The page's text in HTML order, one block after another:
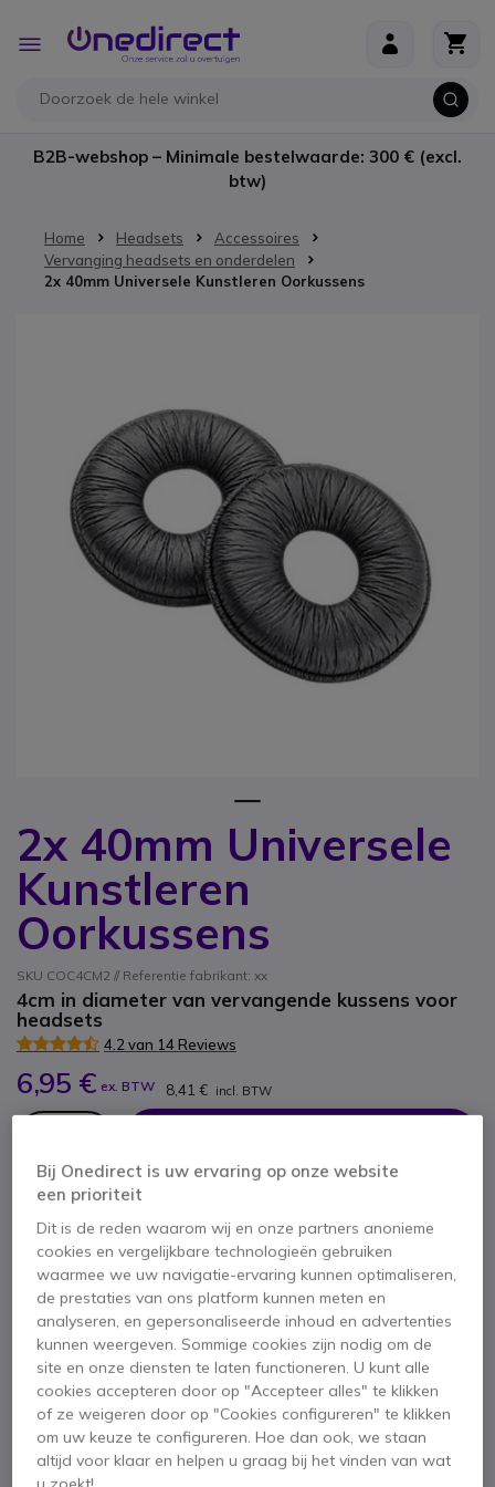
Toggle
Nav
B2B-webshop – Minimale bestelwaarde: 300 € (excl.
btw)
Home Headsets
Accessoires
Vervanging headsets en onderdelen
2x 40mm Universele Kunstleren Oorkussens
2x 40mm Universele
Kunstleren
Oorkussens
SKU COC4CM2 // Referentie fabrikant: xx
4cm in diameter van vervangende kussens voor
headsets
4.2 van 14 Reviews
6,95 € ex. BTW 8,41 € incl. BTW
Aantal
OFFERTE BINNEN 4 UUR
2 productenop voorraad Levering:24/48 h
6 maandenFabrieksgarantie
Belangrijkste kenmerken
Ga naar het begin van de afbeeldingen-gallerij
Bij Onedirect is uw ervaring op onze website
een prioriteit
Dit is de reden waarom wij en onze partners anonieme
cookies en vergelijkbare technologieën gebruiken
waarmee we uw navigatie-ervaring kunnen optimaliseren,
de prestaties van ons platform kunnen meten en
analyseren, en gepersonaliseerde inhoud en advertenties
kunnen weergeven. Sommige cookies zijn nodig om de
site en onze diensten te laten functioneren. U kunt alle
cookies accepteren door op "Accepteer alles" te klikken
of ze weigeren door op "Cookies configureren" te klikken
om uw keuze te configureren. Hoe dan ook, we staan
altijd voor klaar en helpen u graag bij het vinden van wat